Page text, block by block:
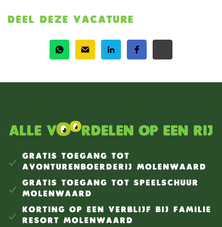
DEEL DEZE VACATURE
Alle v rdelen op een rij
GRATIS TOEGANG TOT
AVONTURENBOERDERIJ MOLENWAARD
GRATIS TOEGANG TOT SPEELSCHUUR
MOLENWAARD
KORTING OP EEN VERBLIJF BIJ FAMILIE
RESORT MOLENWAARD